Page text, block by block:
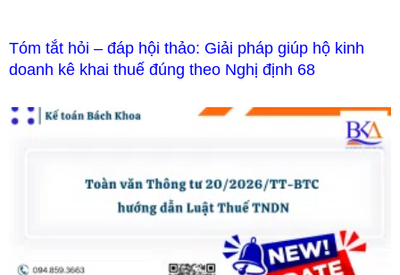
Tóm tắt hỏi – đáp hội thảo: Giải pháp giúp hộ kinh
doanh kê khai thuế đúng theo Nghị định 68